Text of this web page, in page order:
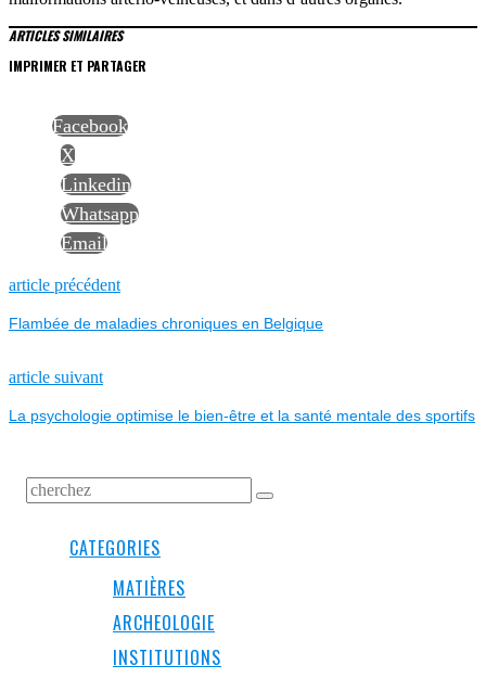
ARTICLES SIMILAIRES
IMPRIMER ET PARTAGER
Facebook
X
Linkedin
Whatsapp
Email
NAVIGATION
DE
L’ARTICLE
article précédentPrevious
Flambée de maladies chroniques en Belgique
article suivantNext
La psychologie optimise le bien-être et la santé mentale des sportifs
CATEGORIES
MATIÈRES
ARCHEOLOGIE
INSTITUTIONS